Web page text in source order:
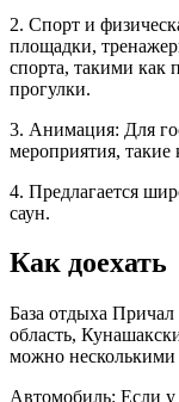
2. Спорт и
площадки,
спорта, такими как
прогулки.
3. Анимация: Для
мероприятия,
4. Предлагается
саун.
Как доехать
База отдыха Причал
область,
можно несколькими
Автомобиль: Если у